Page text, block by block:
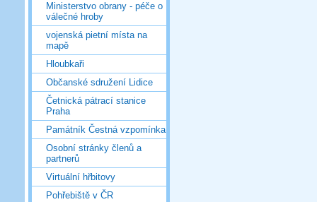
Ministerstvo obrany - péče o
válečné hroby
vojenská pietní místa na
mapě
Hloubkaři
Občanské sdružení Lidice
Četnická pátrací stanice
Praha
Památník Čestná vzpomínka
Osobní stránky členů a
partnerů
Virtuální hřbitovy
Pohřebiště v ČR